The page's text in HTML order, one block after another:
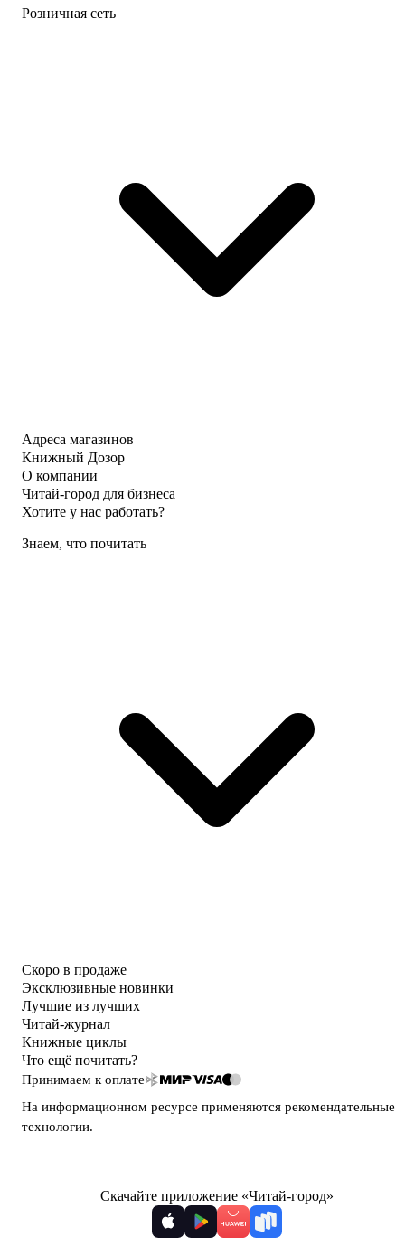
Розничная сеть
Адреса магазинов
Книжный Дозор
О компании
Читай-город для бизнеса
Хотите у нас работать?
Знаем, что почитать
Скоро в продаже
Эксклюзивные новинки
Лучшие из лучших
Читай-журнал
Книжные циклы
Что ещё почитать?
Принимаем к оплате
На информационном ресурсе применяются рекомендательные
технологии.
Скачайте приложение «Читай-город»